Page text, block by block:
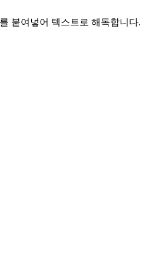
붙여넣어 텍스트로 해독합니다.